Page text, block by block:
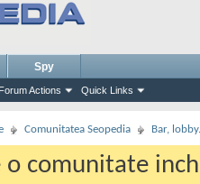
Forum Actions Quick Links
Spy
Comunitatea Seopedia Bar,
o comunitate